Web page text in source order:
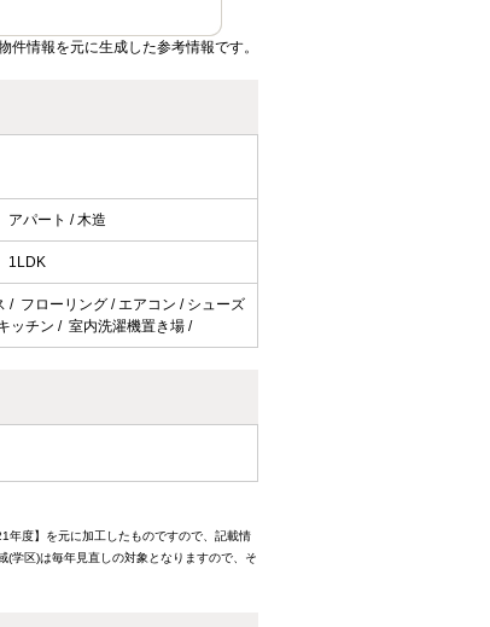
情報を元に生成した参考情報です。
アパート / 木造
1LDK
/ フローリング / エアコン / シューズ
ッチン / 室内洗濯機置き場 /
年度】を元に加工したものですので、記載情
学区)は毎年見直しの対象となりますので、そ